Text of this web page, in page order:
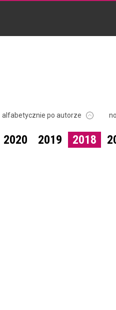
alfabetycznie po autorze
2020 2019 2018